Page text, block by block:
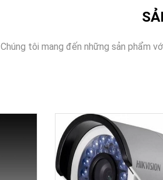
Chúng tôi mang đến những sản phẩm